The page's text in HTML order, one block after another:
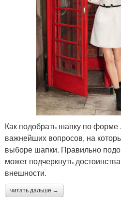
Как подобрать шапку по
важнейших вопросов, на
выборе шапки. Правильно
может подчеркнуть
внешности.
читать дальше →